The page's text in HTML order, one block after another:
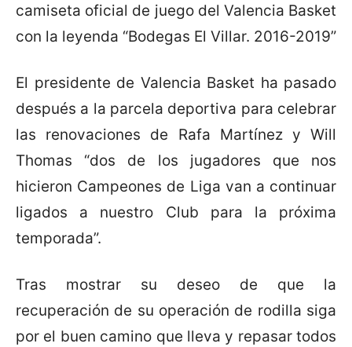
camiseta oficial de juego del Valencia Basket
con la leyenda “Bodegas El Villar. 2016-2019”
El presidente de Valencia Basket ha pasado
después a la parcela deportiva para celebrar
las renovaciones de Rafa Martínez y Will
Thomas “dos de los jugadores que nos
hicieron Campeones de Liga van a continuar
ligados a nuestro Club para la próxima
temporada”.
Tras mostrar su deseo de que la
recuperación de su operación de rodilla siga
por el buen camino que lleva y repasar todos